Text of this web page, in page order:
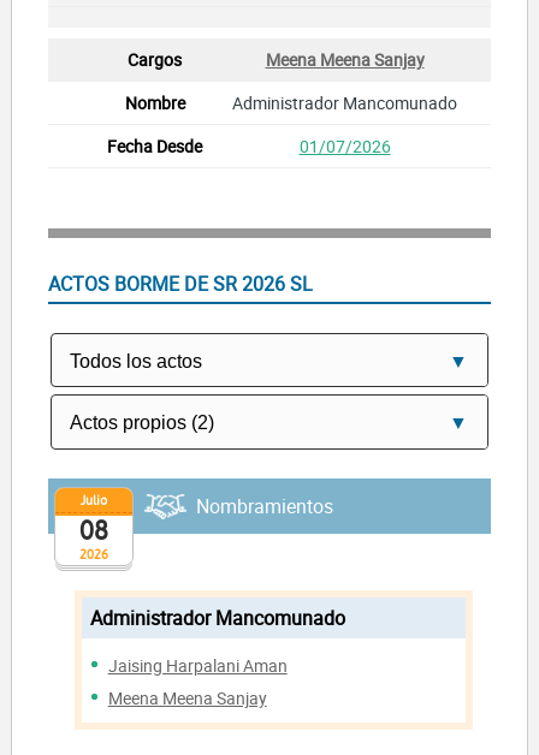
Meena Meena Sanjay
Administrador Mancomunado
01/07/2026
ACTOS BORME DE SR 2026 SL
2026
Julio
08
Nombramientos
Administrador Mancomunado
Jaising Harpalani Aman
Meena Meena Sanjay